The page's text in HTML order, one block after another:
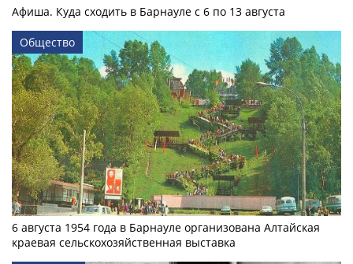
Афиша. Куда сходить в Барнауле с 6 по 13 августа
Общество
6 августа 1954 года в Барнауле организована Алтайская
краевая сельскохозяйственная выставка